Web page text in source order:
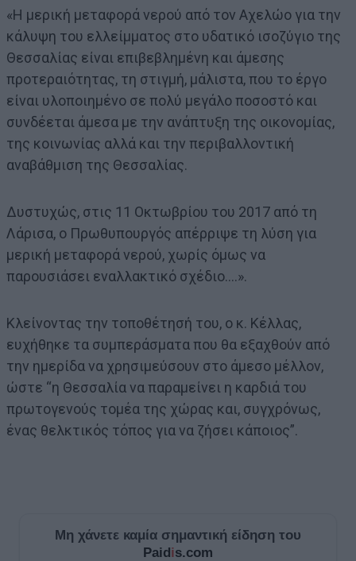
«Η μερική μεταφορά νερού από τον Αχελώο για την
κάλυψη του ελλείμματος στο υδατικό ισοζύγιο της
Θεσσαλίας είναι επιβεβλημένη και άμεσης
προτεραιότητας, τη στιγμή, μάλιστα, που το έργο
είναι υλοποιημένο σε πολύ μεγάλο ποσοστό και
συνδέεται άμεσα με την ανάπτυξη της οικονομίας,
της κοινωνίας αλλά και την περιβαλλοντική
αναβάθμιση της Θεσσαλίας.
Δυστυχώς, στις 11 Οκτωβρίου του 2017 από τη
Λάρισα, ο Πρωθυπουργός απέρριψε τη λύση για
μερική μεταφορά νερού, χωρίς όμως να
παρουσιάσει εναλλακτικό σχέδιο….».
Κλείνοντας την τοποθέτησή του, ο κ. Κέλλας,
ευχήθηκε τα συμπεράσματα που θα εξαχθούν από
την ημερίδα να χρησιμεύσουν στο άμεσο μέλλον,
ώστε “η Θεσσαλία να παραμείνει η καρδιά του
πρωτογενούς τομέα της χώρας και, συγχρόνως,
ένας θελκτικός τόπος για να ζήσει κάποιος”.
Μη χάνετε καμία σημαντική είδηση του
Paidis.com